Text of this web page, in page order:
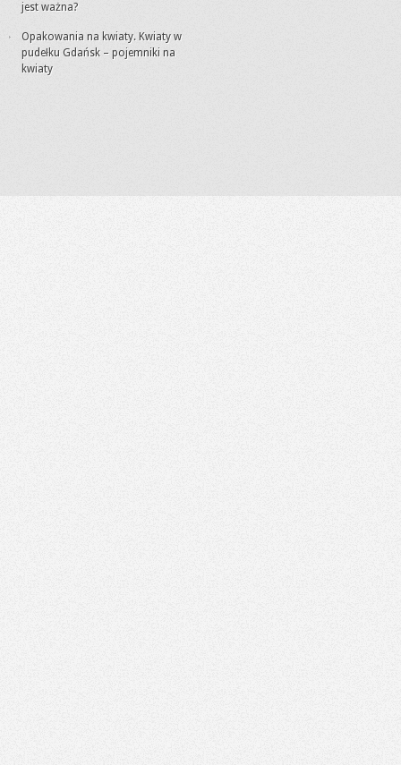
jest ważna?
Opakowania na kwiaty. Kwiaty w
pudełku Gdańsk – pojemniki na
kwiaty